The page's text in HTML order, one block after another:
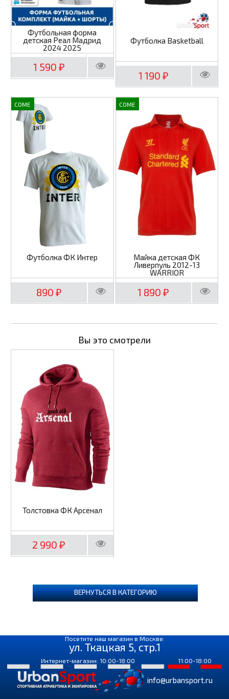
Футбольная форма
детская Реал Мадрид
2024 2025
1 590 ₽
Футболка Basketball
1 190 ₽
COME
Футболка ФК Интер
890 ₽
COME
Майка детская ФК
Ливерпуль 2012-13
WARRIOR
1 890₽
Вы это смотрели
Толстовка ФК Арсенал
2 990₽
ВЕРНУТЬСЯ В КАТЕГОРИЮ
Посетите наш магазин в Москве:
ул. Ткацкая 5, стр.1
Интернет-магазин: 10:00-18:00 11:00-18:00
info@urbansport.ru